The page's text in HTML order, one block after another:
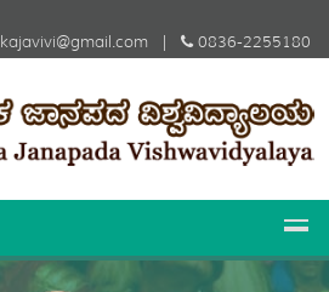
kajavivi@gmail.com | 0836-2255180